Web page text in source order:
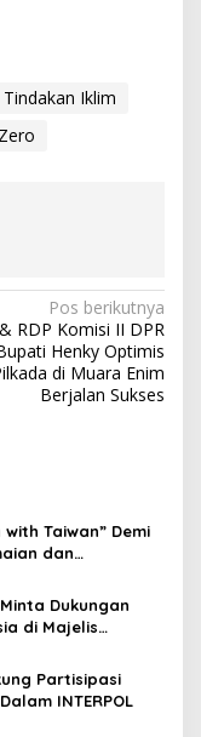
Iklim
Pos berikutnya
RDP Komisi II DPR
Henky Optimis
di Muara Enim
Berjalan Sukses
with Taiwan” Demi
dan
Dukungan
di Majelis
Partisipasi
INTERPOL